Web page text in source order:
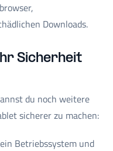
Downloads.
Sicherheit
du noch weitere
sicherer zu machen:
Betriebssystem und